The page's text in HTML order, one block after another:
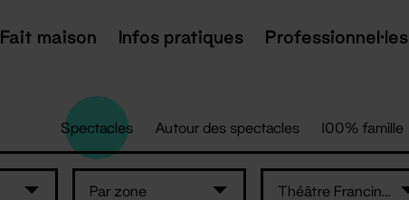
Fait maison Infos pratiques Professionnel·les
Spectacles Autour des spectacles 100% famille
Par zone Théâtre Francine Vasse